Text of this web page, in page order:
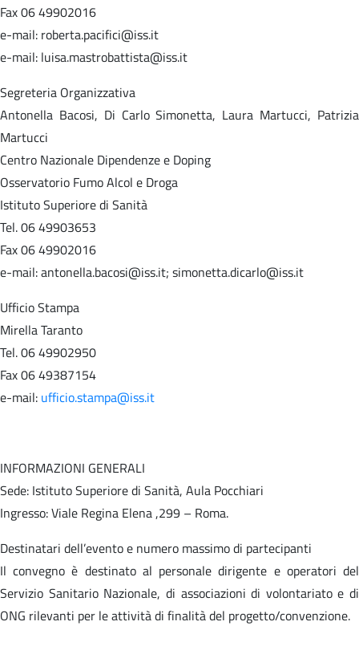
Fax 06 49902016
e-mail: roberta.pacifici@iss.it
e-mail: luisa.mastrobattista@iss.it
Segreteria Organizzativa
Antonella Bacosi, Di Carlo Simonetta, Laura Martucci, Patrizia
Martucci
Centro Nazionale Dipendenze e Doping
Osservatorio Fumo Alcol e Droga
Istituto Superiore di Sanità
Tel. 06 49903653
Fax 06 49902016
e-mail: antonella.bacosi@iss.it; simonetta.dicarlo@iss.it
Ufficio Stampa
Mirella Taranto
Tel. 06 49902950
Fax 06 49387154
e-mail: ufficio.stampa@iss.it
INFORMAZIONI GENERALI
Sede: Istituto Superiore di Sanità, Aula Pocchiari
Ingresso: Viale Regina Elena ,299 – Roma.
Destinatari dell’evento e numero massimo di partecipanti
Il convegno è destinato al personale dirigente e operatori del
Servizio Sanitario Nazionale, di associazioni di volontariato e di
ONG rilevanti per le attività di finalità del progetto/convenzione.